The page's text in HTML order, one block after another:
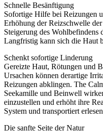
Schnelle Besänftigung
Sofortige Hilfe bei Reizungen
Erhöhung der Reizschwelle
Steigerung des Wohlbefindens
Langfristig kann sich die Haut
Schenkt sofortige Linderung
Gereizte Haut, Rötungen und
Ursachen können derartige
Reizungen abklingen. The
Seekamille und Beinwell
einzustellen und erhöht ihre
System und transportiert
Die sanfte Seite der Natur